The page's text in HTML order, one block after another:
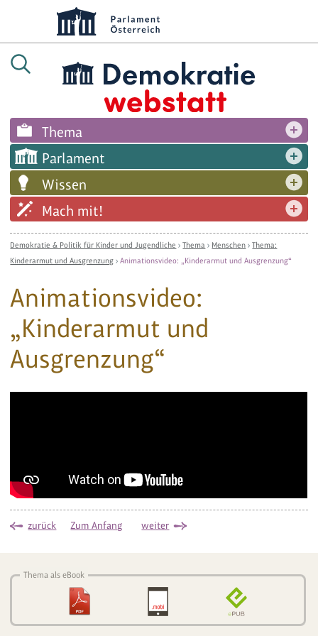
Thema
Parlament
Wissen
Mach mit!
Demokratie & Politik für Kinder und Jugendliche ›Thema › Menschen ›Thema:
Kinderarmut und Ausgrenzung ›Animationsvideo: „Kinderarmut und Ausgrenzung“
Animationsvideo:
„Kinderarmut und
Ausgrenzung“
zurück Zum Anfang weiter
Thema als eBook